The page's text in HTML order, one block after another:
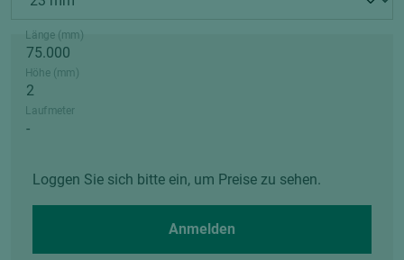
Länge (mm)
Höhe (mm)
Laufmeter
Loggen Sie sich bitte ein, um Preise zu sehen.
Anmelden